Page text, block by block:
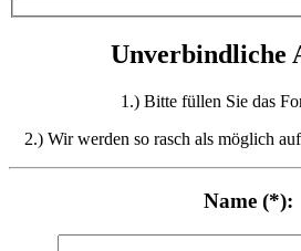
Unverbindliche
1.) Bitte füllen Sie das
2.) Wir werden so rasch als möglich
Name (*):